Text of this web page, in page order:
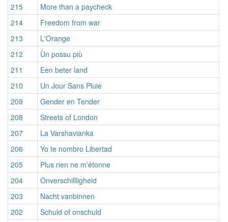
215
More than a paycheck
214
Freedom from war
213
L'Orange
212
Ùn possu più
211
Een beter land
210
Un Jour Sans Pluie
209
Gender en Tender
208
Streets of London
207
La Varshavianka
206
Yo te nombro Libertad
205
Plus rien ne m'étonne
204
Onverschillligheid
203
Nacht vanbinnen
202
Schuld of onschuld